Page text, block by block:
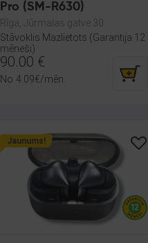
Pro (SM-R630)
Rīga, Jūrmalas gatve 30
Stāvoklis Mazlietots (Garantija 12
mēneši)
90.00 €
No 4.09€/mēn.
Jaunums!